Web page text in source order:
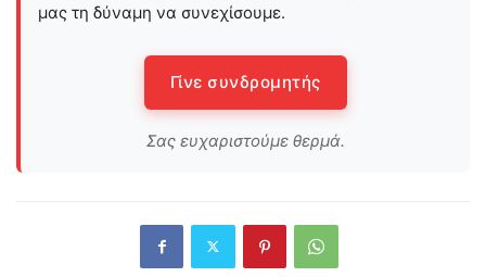
μας τη δύναμη να συνεχίσουμε.
Γίνε συνδρομητής
Σας ευχαριστούμε θερμά.